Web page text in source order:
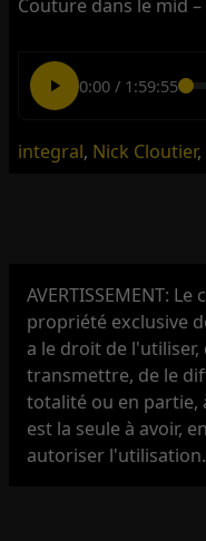
Couture dans le mid
0:00/ 1:59:55
integral, Nick Cloutier,
AVERTISSEMENT:
propriété exclusive
a le droit de
transmettre, de le
totalité ou en partie,
est la seule à avoir,
autoriser l'utilisation.